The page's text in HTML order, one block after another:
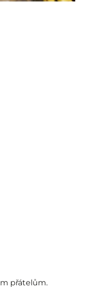
přátelům.